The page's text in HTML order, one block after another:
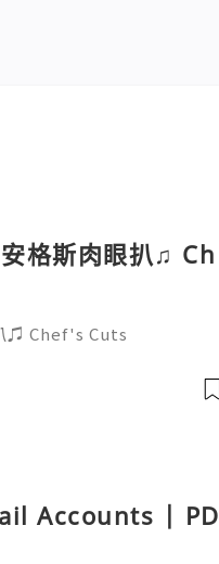
格斯肉眼扒♫ Ch
♫ Chef's Cuts
Accounts | PD